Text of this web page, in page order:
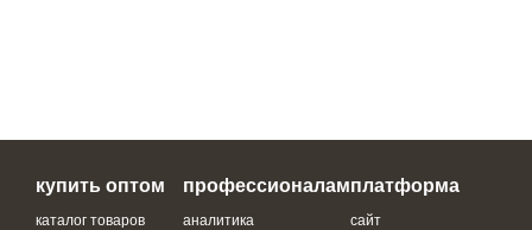
купить оптом
каталог товаров
профессионалам
аналитика
платформа
сайт